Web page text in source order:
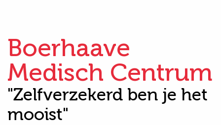
Boerhaave
Medisch Centrum
"Zelfverzekerd ben je het
mooist"